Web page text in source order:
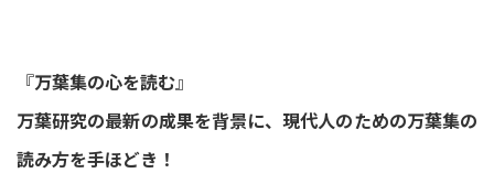
『万葉集の心を読む』
万葉研究の最新の成果を背景に、現代人のための万葉集の
読み方を手ほどき！